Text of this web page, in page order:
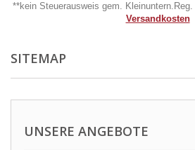
**kein Steuerausweis gem.
Versandkosten
SITEMAP
UNSERE ANGEBOTE